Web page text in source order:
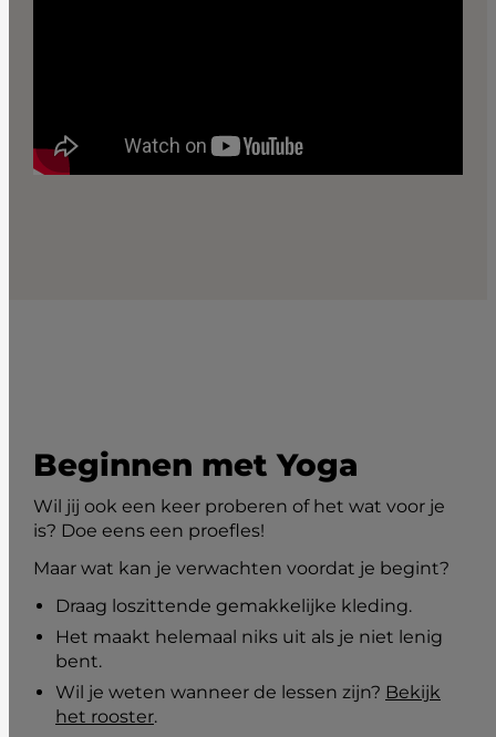
Beginnen met Yoga
Wil jij ook een keer proberen of het wat voor je
is? Doe eens een proefles!
Maar wat kan je verwachten voordat je begint?
Draag loszittende gemakkelijke kleding.
Het maakt helemaal niks uit als je niet lenig
bent.
Wil je weten wanneer de lessen zijn? Bekijk
het rooster.